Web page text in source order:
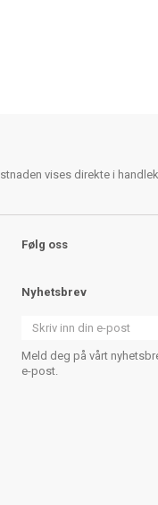
vises direkte i
Følg oss
Nyhetsbrev
Meld deg på vårt
e-post.